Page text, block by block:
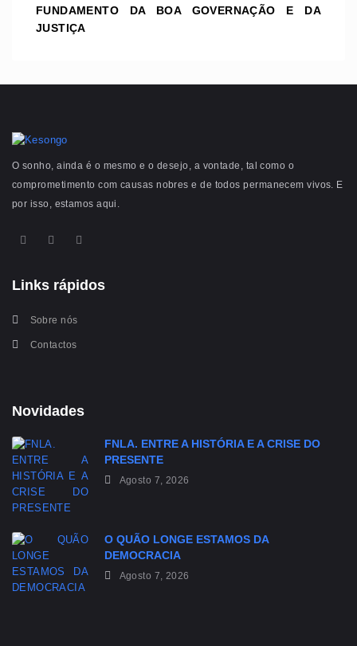
FUNDAMENTO DA BOA GOVERNAÇÃO E DA
JUSTIÇA
O sonho, ainda é o mesmo e o desejo, a vontade, tal como o
comprometimento com causas nobres e de todos permanecem vivos. E
por isso, estamos aqui.
Links rápidos
Sobre nós
Contactos
Novidades
FNLA. ENTRE A HISTÓRIA E A CRISE DO
PRESENTE
Agosto 7, 2026
O QUÃO LONGE ESTAMOS DA
DEMOCRACIA
Agosto 7, 2026